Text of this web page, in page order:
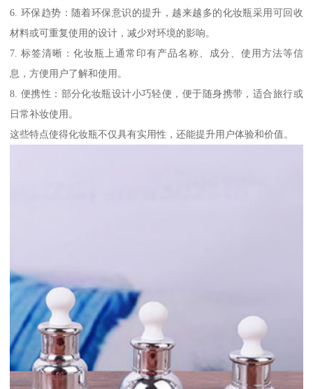
6. 环保趋势：随着环保意识的提升，越来越多的化妆瓶采用可回收
材料或可重复使用的设计，减少对环境的影响。
7. 标签清晰：化妆瓶上通常印有产品名称、成分、使用方法等信
息，方便用户了解和使用。
8. 便携性：部分化妆瓶设计小巧轻便，便于随身携带，适合旅行或
日常补妆使用。
这些特点使得化妆瓶不仅具有实用性，还能提升用户体验和价值。